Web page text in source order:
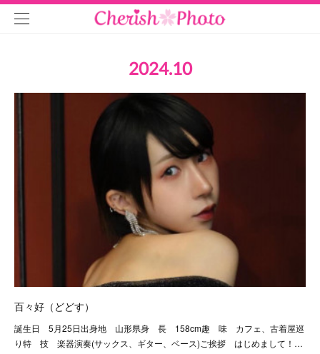
2024.10
百々好（どどす）
誕生日 5月25日出身地 山形県身 長 158cm趣 味 カフェ、古着屋巡
り特 技 楽器演奏(サックス、ギター、ベース)ご挨拶 はじめまして！…